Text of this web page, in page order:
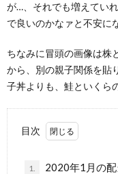
が…、それでも増えてい
で良いのかなァと不安に
ちなみに冒頭の画像は株
から、別の親子関係を貼
子丼よりも、鮭といくら
目次
1. 2020年1月の配